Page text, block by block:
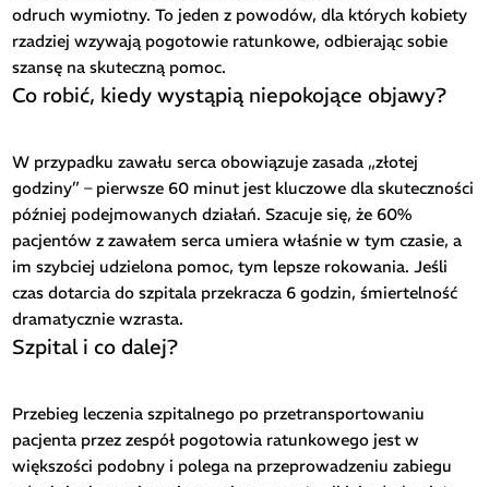
odruch wymiotny. To jeden z powodów, dla których kobiety
rzadziej wzywają pogotowie ratunkowe, odbierając sobie
szansę na skuteczną pomoc.
Co robić, kiedy wystąpią niepokojące objawy?
W przypadku zawału serca obowiązuje zasada „złotej
godziny” – pierwsze 60 minut jest kluczowe dla skuteczności
później podejmowanych działań. Szacuje się, że 60%
pacjentów z zawałem serca umiera właśnie w tym czasie, a
im szybciej udzielona pomoc, tym lepsze rokowania. Jeśli
czas dotarcia do szpitala przekracza 6 godzin, śmiertelność
dramatycznie wzrasta.
Szpital i co dalej?
Przebieg leczenia szpitalnego po przetransportowaniu
pacjenta przez zespół pogotowia ratunkowego jest w
większości podobny i polega na przeprowadzeniu zabiegu